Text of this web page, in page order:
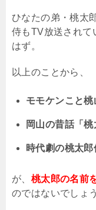
ひなたの弟・桃太
侍もTV放送されて
はず。
以上のことから、
モモケンこと桃
岡山の昔話「桃
時代劇の桃太郎
が、 桃太郎の名前
のではないでしょ